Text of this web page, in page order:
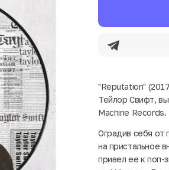
"Reputation"
Тейлор Свифт,
Machine Records.
Оградив себя от
на пристальное
привел ее к поп-